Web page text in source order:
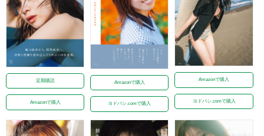
定期購読
Amazonで購入
Amazonで購入
ヨドバシ.comで購入
Amazonで購入
ヨドバシ.comで購入